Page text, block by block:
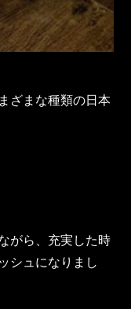
ざまな種類の日本
がら、充実した時
シュになりまし